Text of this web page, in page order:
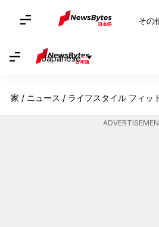
その
Japanese
家 / ニュース / ライフスタイル フィッ